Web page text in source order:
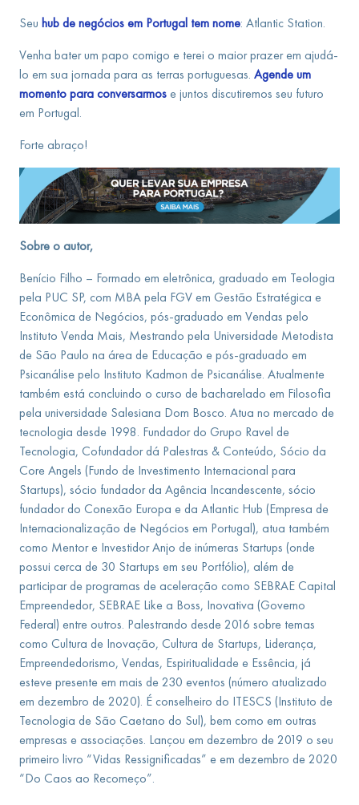
Seu hub de negócios em Portugal tem nome: Atlantic Station.
Venha bater um papo comigo e terei o maior prazer em ajudá-
lo em sua jornada para as terras portuguesas. Agende um
momento para conversarmos e juntos discutiremos seu futuro
em Portugal.
Forte abraço!
Sobre o autor,
Benício Filho – Formado em eletrônica, graduado em Teologia
pela PUC SP, com MBA pela FGV em Gestão Estratégica e
Econômica de Negócios, pós-graduado em Vendas pelo
Instituto Venda Mais, Mestrando pela Universidade Metodista
de São Paulo na área de Educação e pós-graduado em
Psicanálise pelo Instituto Kadmon de Psicanálise. Atualmente
também está concluindo o curso de bacharelado em Filosofia
pela universidade Salesiana Dom Bosco. Atua no mercado de
tecnologia desde 1998. Fundador do Grupo Ravel de
Tecnologia, Cofundador dá Palestras & Conteúdo, Sócio da
Core Angels (Fundo de Investimento Internacional para
Startups), sócio fundador da Agência Incandescente, sócio
fundador do Conexão Europa e da Atlantic Hub (Empresa de
Internacionalização de Negócios em Portugal), atua também
como Mentor e Investidor Anjo de inúmeras Startups (onde
possui cerca de 30 Startups em seu Portfólio), além de
participar de programas de aceleração como SEBRAE Capital
Empreendedor, SEBRAE Like a Boss, Inovativa (Governo
Federal) entre outros. Palestrando desde 2016 sobre temas
como Cultura de Inovação, Cultura de Startups, Liderança,
Empreendedorismo, Vendas, Espiritualidade e Essência, já
esteve presente em mais de 230 eventos (número atualizado
em dezembro de 2020). É conselheiro do ITESCS (Instituto de
Tecnologia de São Caetano do Sul), bem como em outras
empresas e associações. Lançou em dezembro de 2019 o seu
primeiro livro “Vidas Ressignificadas” e em dezembro de 2020
“Do Caos ao Recomeço”.